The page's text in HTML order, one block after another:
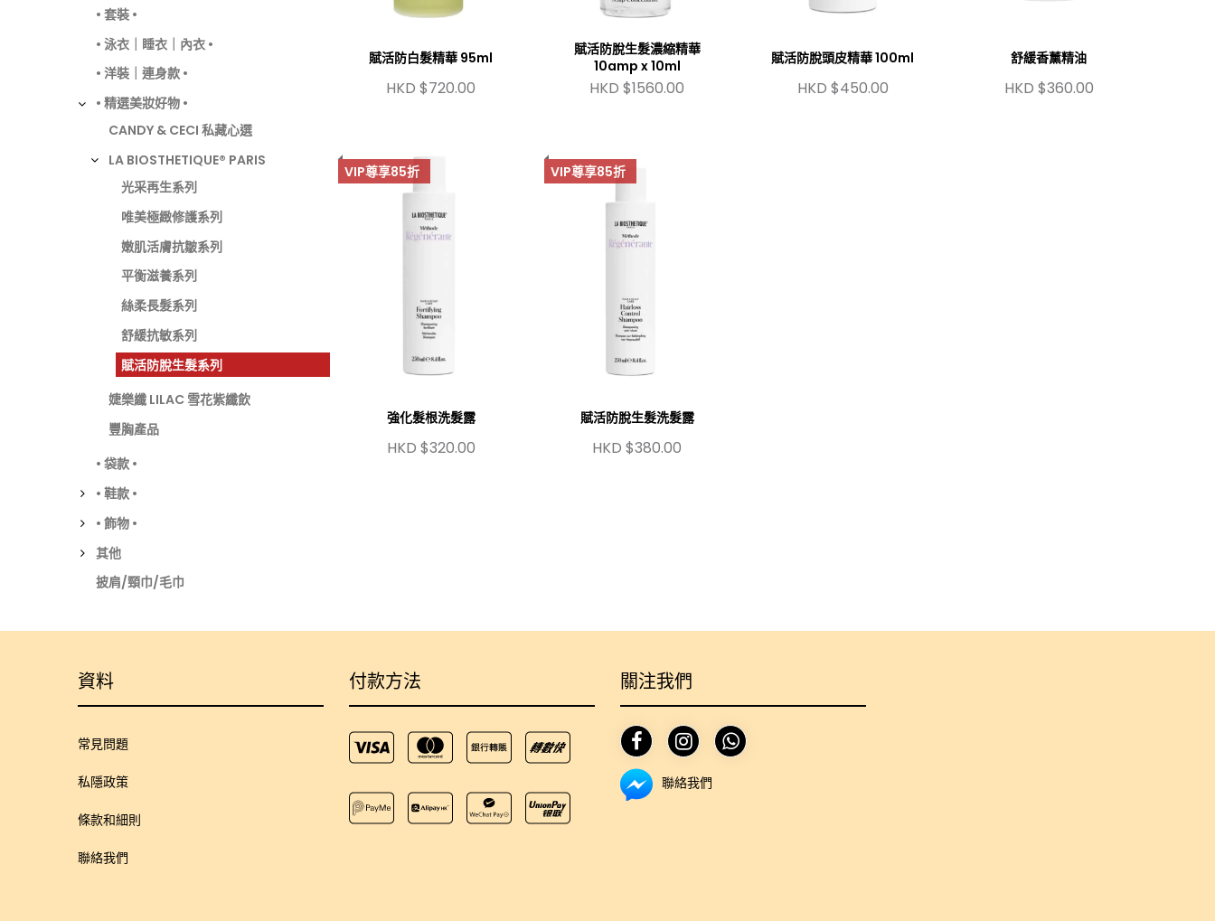
• 套裝 •
• 泳衣｜睡衣｜內衣 •
• 洋裝｜連身款 •
• 精選美妝好物 •
CANDY & CECI 私藏心選
LA BIOSTHETIQUE® PARIS
光采再生系列
唯美極緻修護系列
嫩肌活膚抗皺系列
平衡滋養系列
絲柔長髮系列
舒緩抗敏系列
賦活防脫生髮系列
婕樂纖 LILAC 雪花紫纖飲
豐胸產品
• 袋款 •
• 鞋款 •
• 飾物 •
其他
披肩/頸巾/毛巾
賦活防白髮精華 95ml
HKD $720.00
賦活防脫生髮濃縮精華
10amp x 10ml
HKD $1560.00
賦活防脫頭皮精華 100ml
HKD $450.00
舒緩香薰精油
HKD $360.00
VIP尊享85折
強化髮根洗髮露
HKD $320.00
VIP尊享85折
賦活防脫生髮洗髮露
HKD $380.00
資料
常見問題
私隱政策
條款和細則
聯絡我們
付款方法 關注我們
聯絡我們